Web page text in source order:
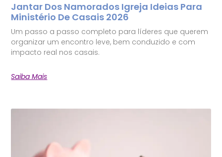
Jantar Dos Namorados Igreja Ideias Para
Ministério De Casais 2026
Um passo a passo completo para líderes que querem
organizar um encontro leve, bem conduzido e com
impacto real nos casais.
Saiba Mais